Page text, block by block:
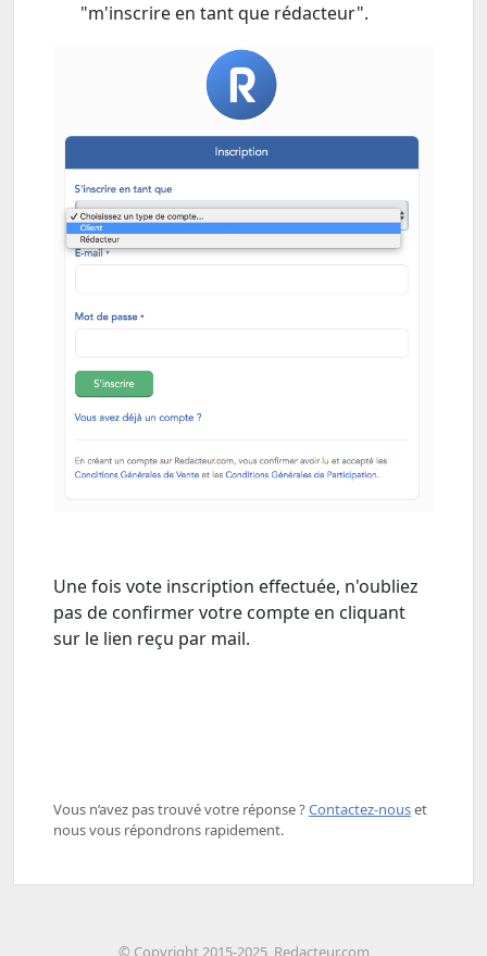
"m'inscrire en tant que rédacteur".
Une fois vote inscription effectuée, n'oubliez
pas de confirmer votre compte en cliquant
sur le lien reçu par mail.
Vous n’avez pas trouvé votre réponse ? ​Contactez-nous​ et
nous vous répondrons rapidement.
© Copyright 2015-2025, Redacteur.com